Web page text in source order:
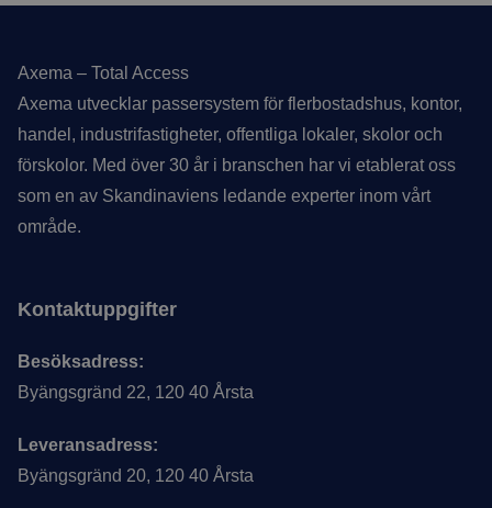
Axema – Total Access
Axema utvecklar passersystem för flerbostadshus, kontor,
handel, industrifastigheter, offentliga lokaler, skolor och
förskolor. Med över 30 år i branschen har vi etablerat oss
som en av Skandinaviens ledande experter inom vårt
område.
Kontaktuppgifter
Besöksadress:
Byängsgränd 22, 120 40 Årsta
Leveransadress:
Byängsgränd 20, 120 40 Årsta